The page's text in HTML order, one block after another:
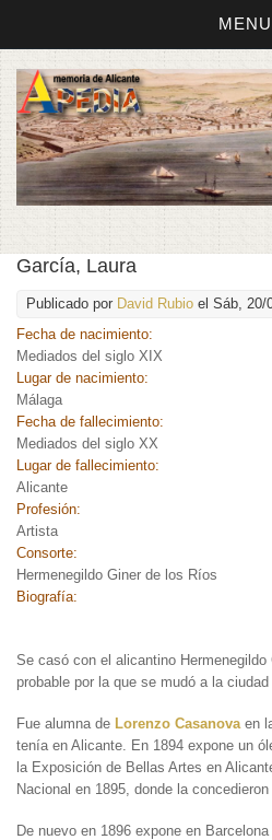
MENU
García, Laura
Publicado por David Rubio el Sáb, 20/
Fecha de nacimiento:
Mediados del siglo XIX
Lugar de nacimiento:
Málaga
Fecha de fallecimiento:
Mediados del siglo XX
Lugar de fallecimiento:
Alicante
Profesión:
Artista
Consorte:
Hermenegildo Giner de los Ríos
Biografía:
Se casó con el alicantino
probable por la que se mudó a la ciudad
Fue alumna de Lorenzo Casanova en
tenía en Alicante. En 1894 expone un
la Exposición de Bellas Artes en
Nacional en 1895, donde la
De nuevo en 1896 expone en